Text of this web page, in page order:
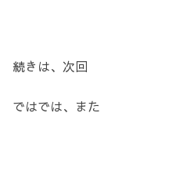
続きは、次回
ではでは、また